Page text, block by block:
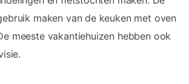
maken van de keuken met oven
meeste vakantiehuizen hebben ook